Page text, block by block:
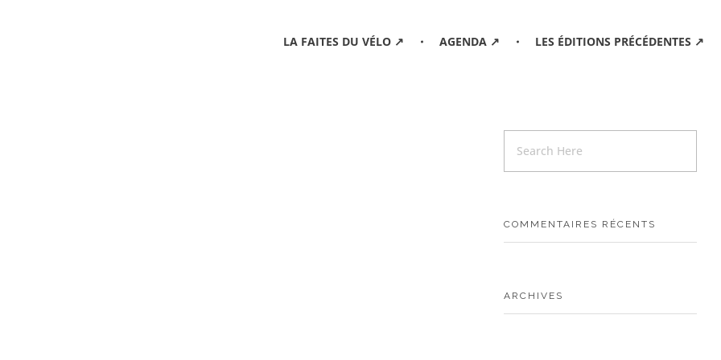
LA FAITES DU VÉLO ↗ AGENDA ↗ LES ÉDITIONS PRÉCÉDENTES ↗
COMMENTAIRES RÉCENTS
ARCHIVES